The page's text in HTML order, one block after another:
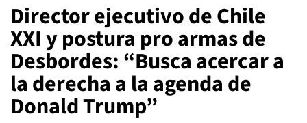
Director ejecutivo de Chile
XXI y postura pro armas de
Desbordes: “Busca acercar a
la derecha a la agenda de
Donald Trump”